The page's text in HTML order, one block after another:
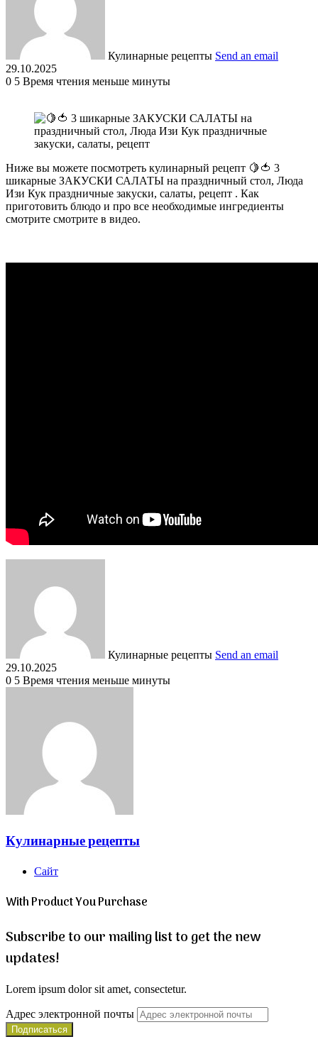
Кулинарные рецепты Send an email
29.10.2025
0 5 Время чтения меньше минуты
Ниже вы можете посмотреть кулинарный рецепт 🍋🍅 3
шикарные ЗАКУСКИ САЛАТЫ на праздничный стол, Люда
Изи Кук праздничные закуски, салаты, рецепт . Как
приготовить блюдо и про все необходимые ингредиенты
смотрите смотрите в видео.
Кулинарные рецепты Send an email
29.10.2025
0 5 Время чтения меньше минуты
Кулинарные рецепты
Сайт
With Product You Purchase
Subscribe to our mailing list to get the new
updates!
Lorem ipsum dolor sit amet, consectetur.
Адрес электронной почты